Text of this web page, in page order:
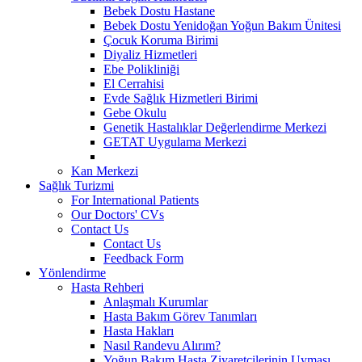
Bebek Dostu Hastane
Bebek Dostu Yenidoğan Yoğun Bakım Ünitesi
Çocuk Koruma Birimi
Diyaliz Hizmetleri
Ebe Polikliniği
El Cerrahisi
Evde Sağlık Hizmetleri Birimi
Gebe Okulu
Genetik Hastalıklar Değerlendirme Merkezi
GETAT Uygulama Merkezi
Kan Merkezi
Sağlık Turizmi
For International Patients
Our Doctors' CVs
Contact Us
Contact Us
Feedback Form
Yönlendirme
Hasta Rehberi
Anlaşmalı Kurumlar
Hasta Bakım Görev Tanımları
Hasta Hakları
Nasıl Randevu Alırım?